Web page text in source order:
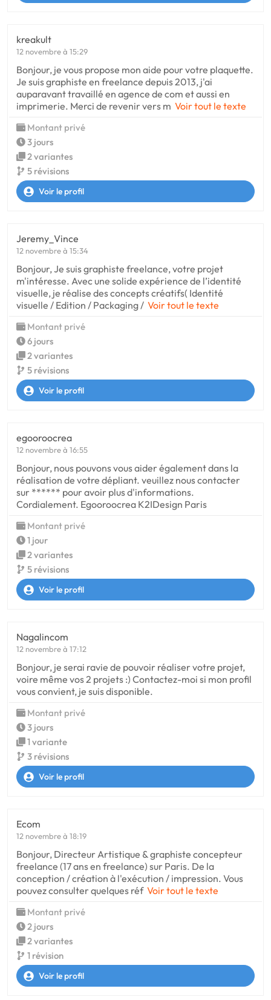
kreakult
12 novembre à 15:29
Bonjour, je vous propose mon aide pour votre plaquette.
Je suis graphiste en freelance depuis 2013, j'ai
auparavant travaillé en agence de com et aussi en
imprimerie. Merci de revenir vers m Voir tout le texte
Montant privé
3 jours
2 variantes
5 révisions
Voir le profil
Jeremy_Vince
12 novembre à 15:34
Bonjour, Je suis graphiste freelance, votre projet
m'intéresse. Avec une solide expérience de l’identité
visuelle, je réalise des concepts créatifs( Identité
visuelle / Edition / Packaging / Voir tout le texte
Montant privé
6 jours
2 variantes
5 révisions
Voir le profil
egooroocrea
12 novembre à 16:55
Bonjour, nous pouvons vous aider également dans la
réalisation de votre dépliant. veuillez nous contacter
sur ****** pour avoir plus d'informations.
Cordialement. Egooroocrea K2IDesign Paris
Montant privé
1 jour
2 variantes
5 révisions
Voir le profil
Nagalincom
12 novembre à 17:12
Bonjour, je serai ravie de pouvoir réaliser votre projet,
voire même vos 2 projets :) Contactez-moi si mon profil
vous convient, je suis disponible.
Montant privé
3 jours
1 variante
3 révisions
Voir le profil
Ecom
12 novembre à 18:19
Bonjour, Directeur Artistique & graphiste concepteur
freelance (17 ans en freelance) sur Paris. De la
conception / création à l'exécution / impression. Vous
pouvez consulter quelques réf Voir tout le texte
Montant privé
2 jours
2 variantes
1 révision
Voir le profil